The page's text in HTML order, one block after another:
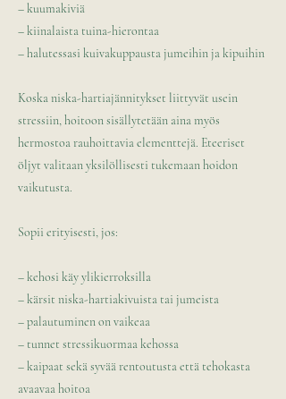
– kuumakiviä
– kiinalaista tuina-hierontaa
– halutessasi kuivakuppausta jumeihin ja kipuihin
Koska niska-hartiajännitykset liittyvät usein
stressiin, hoitoon sisällytetään aina myös
hermostoa rauhoittavia elementtejä. Eteeriset
öljyt valitaan yksilöllisesti tukemaan hoidon
vaikutusta.
Sopii erityisesti, jos:
– kehosi käy ylikierroksilla
– kärsit niska-hartiakivuista tai jumeista
– palautuminen on vaikeaa
– tunnet stressikuormaa kehossa
– kaipaat sekä syvää rentoutusta että tehokasta
avaavaa hoitoa